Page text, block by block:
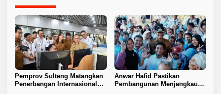
Pemprov Sulteng Matangkan
Penerbangan Internasional
Anwar Hafid Pastikan
Pembangunan Menjangkau